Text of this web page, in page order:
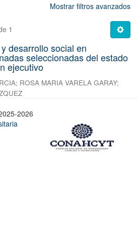
Mostrar filtros avanzados
1
desarrollo social en
seleccionadas del estado
ejecutivo
; ROSA MARIA VARELA GARAY;
2026